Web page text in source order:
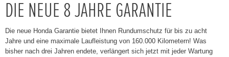
DIE NEUE 8 JAHRE GARANTIE
Die neue Honda Garantie bietet Ihnen Rundumschutz für bis zu acht
Jahre und eine maximale Laufleistung von 160.000 Kilometern! Was
bisher nach drei Jahren endete, verlängert sich jetzt mit jeder Wartung